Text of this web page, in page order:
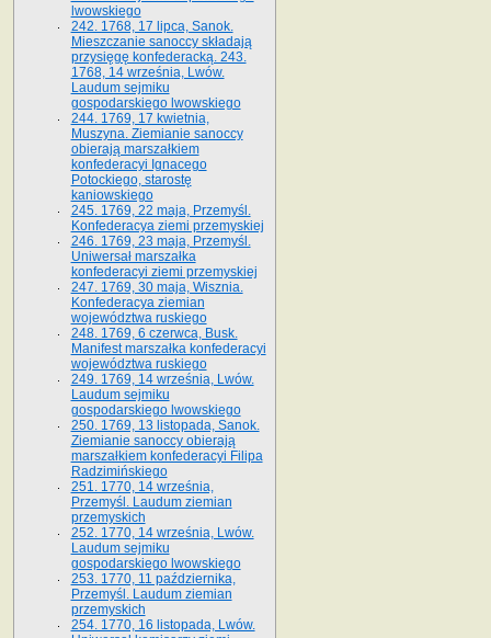
lwowskiego
242. 1768, 17 lipca, Sanok.
Mieszczanie sanoccy składają
przysięgę konfederacką. 243.
1768, 14 września, Lwów.
Laudum sejmiku
gospodarskiego lwowskiego
244. 1769, 17 kwietnia,
Muszyna. Ziemianie sanoccy
obierają marszałkiem
konfederacyi Ignacego
Potockiego, starostę
kaniowskiego
245. 1769, 22 maja, Przemyśl.
Konfederacya ziemi przemyskiej
246. 1769, 23 maja, Przemyśl.
Uniwersał marszałka
konfederacyi ziemi przemyskiej
247. 1769, 30 maja, Wisznia.
Konfederacya ziemian
województwa ruskiego
248. 1769, 6 czerwca, Busk.
Manifest marszałka konfederacyi
województwa ruskiego
249. 1769, 14 września, Lwów.
Laudum sejmiku
gospodarskiego lwowskiego
250. 1769, 13 listopada, Sanok.
Ziemianie sanoccy obierają
marszałkiem konfederacyi Filipa
Radzimińskiego
251. 1770, 14 września,
Przemyśl. Laudum ziemian
przemyskich
252. 1770, 14 września, Lwów.
Laudum sejmiku
gospodarskiego lwowskiego
253. 1770, 11 października,
Przemyśl. Laudum ziemian
przemyskich
254. 1770, 16 listopada, Lwów.